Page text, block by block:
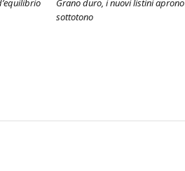
Grano duro, i nuovi listini aprono
sottotono